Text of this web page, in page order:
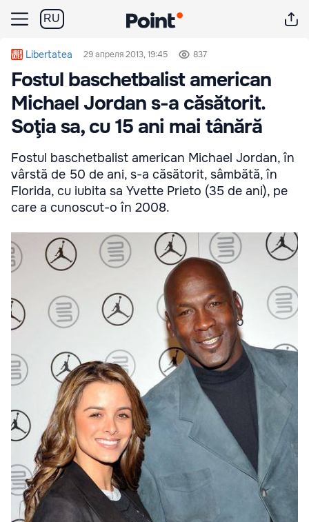
RU
Libertatea 29 апреля 2013, 19:45 837
Fostul baschetbalist american
Michael Jordan s-a căsătorit.
Soţia sa, cu 15 ani mai tânără
Fostul baschetbalist american Michael Jordan, în
vârstă de 50 de ani, s-a căsătorit, sâmbătă, în
Florida, cu iubita sa Yvette Prieto (35 de ani), pe
care a cunoscut-o în 2008.